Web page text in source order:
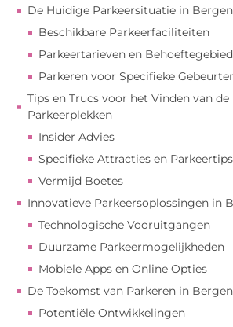
De Huidige Parkeersituatie in
Beschikbare Parkeerfaciliteiten
Parkeertarieven en
Parkeren voor Specifieke
Tips en Trucs voor het Vinden van de
Parkeerplekken
Insider Advies
Specifieke Attracties en Parkeertips
Vermijd Boetes
Innovatieve Parkeersoplossingen in
Technologische Vooruitgangen
Duurzame Parkeermogelijkheden
Mobiele Apps en Online Opties
De Toekomst van Parkeren in
Potentiële Ontwikkelingen